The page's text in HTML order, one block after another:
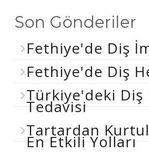
Son Gönderiler
Fethiye'de Diş
Fethiye'de Diş
Türkiye'deki Diş
Tedavisi
Tartardan
En Etkili Yolları